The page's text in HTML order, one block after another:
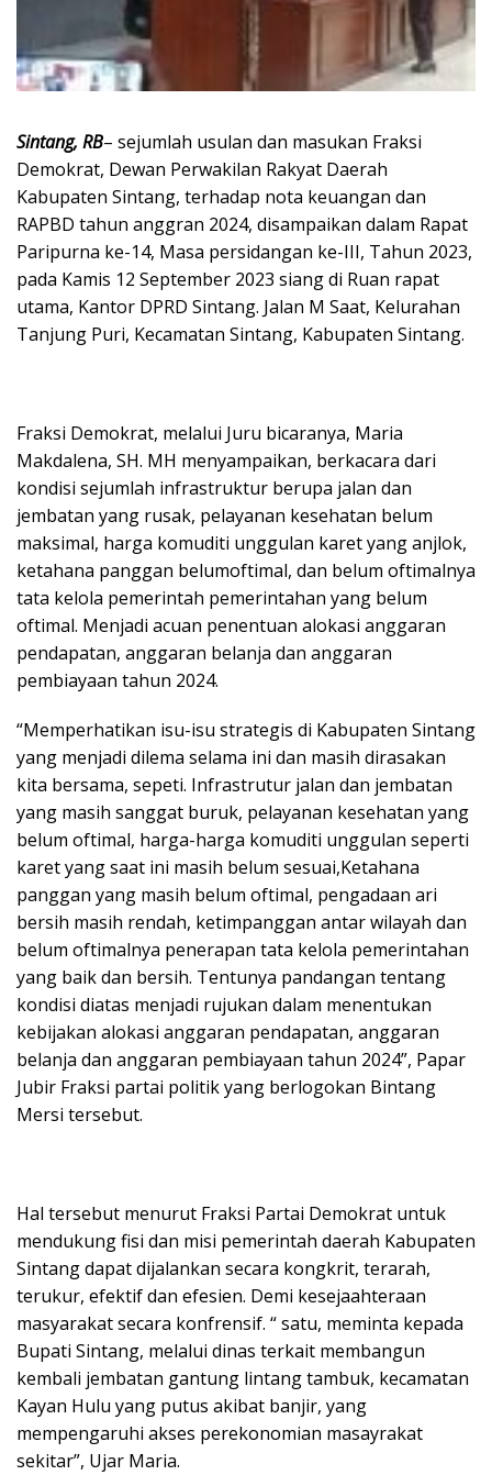
Sintang, RB– sejumlah usulan dan masukan Fraksi
Demokrat, Dewan Perwakilan Rakyat Daerah
Kabupaten Sintang, terhadap nota keuangan dan
RAPBD tahun anggran 2024, disampaikan dalam Rapat
Paripurna ke-14, Masa persidangan ke-III, Tahun 2023,
pada Kamis 12 September 2023 siang di Ruan rapat
utama, Kantor DPRD Sintang. Jalan M Saat, Kelurahan
Tanjung Puri, Kecamatan Sintang, Kabupaten Sintang.
Fraksi Demokrat, melalui Juru bicaranya, Maria
Makdalena, SH. MH menyampaikan, berkacara dari
kondisi sejumlah infrastruktur berupa jalan dan
jembatan yang rusak, pelayanan kesehatan belum
maksimal, harga komuditi unggulan karet yang anjlok,
ketahana panggan belumoftimal, dan belum oftimalnya
tata kelola pemerintah pemerintahan yang belum
oftimal. Menjadi acuan penentuan alokasi anggaran
pendapatan, anggaran belanja dan anggaran
pembiayaan tahun 2024.
“Memperhatikan isu-isu strategis di Kabupaten Sintang
yang menjadi dilema selama ini dan masih dirasakan
kita bersama, sepeti. Infrastrutur jalan dan jembatan
yang masih sanggat buruk, pelayanan kesehatan yang
belum oftimal, harga-harga komuditi unggulan seperti
karet yang saat ini masih belum sesuai,Ketahana
panggan yang masih belum oftimal, pengadaan ari
bersih masih rendah, ketimpanggan antar wilayah dan
belum oftimalnya penerapan tata kelola pemerintahan
yang baik dan bersih. Tentunya pandangan tentang
kondisi diatas menjadi rujukan dalam menentukan
kebijakan alokasi anggaran pendapatan, anggaran
belanja dan anggaran pembiayaan tahun 2024”, Papar
Jubir Fraksi partai politik yang berlogokan Bintang
Mersi tersebut.
Hal tersebut menurut Fraksi Partai Demokrat untuk
mendukung fisi dan misi pemerintah daerah Kabupaten
Sintang dapat dijalankan secara kongkrit, terarah,
terukur, efektif dan efesien. Demi kesejaahteraan
masyarakat secara konfrensif. “ satu, meminta kepada
Bupati Sintang, melalui dinas terkait membangun
kembali jembatan gantung lintang tambuk, kecamatan
Kayan Hulu yang putus akibat banjir, yang
mempengaruhi akses perekonomian masayrakat
sekitar”, Ujar Maria.